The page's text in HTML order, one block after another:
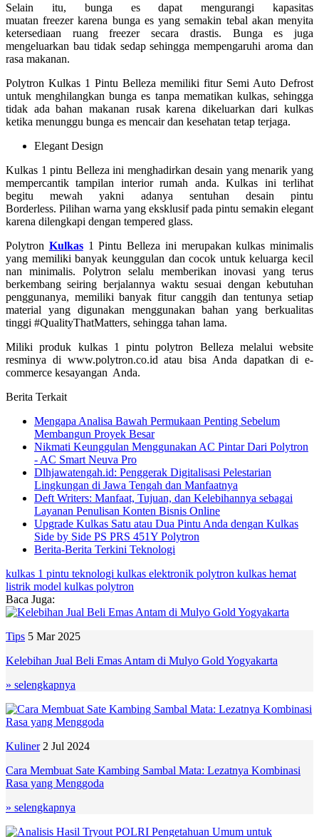
Selain itu, bunga es dapat mengurangi kapasitas
muatan freezer karena bunga es yang semakin tebal akan menyita
ketersediaan ruang freezer secara drastis. Bunga es juga
mengeluarkan bau tidak sedap sehingga mempengaruhi aroma dan
rasa makanan.
Polytron Kulkas 1 Pintu Belleza memiliki fitur Semi Auto Defrost
untuk menghilangkan bunga es tanpa mematikan kulkas, sehingga
tidak ada bahan makanan rusak karena dikeluarkan dari kulkas
ketika menunggu bunga es mencair dan kesehatan tetap terjaga.
Elegant Design
Kulkas 1 pintu Belleza ini menghadirkan desain yang menarik yang
mempercantik tampilan interior rumah anda. Kulkas ini terlihat
begitu mewah yakni adanya sentuhan desain pintu
Borderless. Pilihan warna yang eksklusif pada pintu semakin elegant
karena dilengkapi dengan tempered glass.
Polytron Kulkas1 Pintu Belleza ini merupakan kulkas minimalis
yang memiliki banyak keunggulan dan cocok untuk keluarga kecil
nan minimalis. Polytron selalu memberikan inovasi yang terus
berkembang seiring berjalannya waktu sesuai dengan kebutuhan
penggunanya, memiliki banyak fitur canggih dan tentunya setiap
material yang digunakan menggunakan bahan yang berkualitas
tinggi #QualityThatMatters, sehingga tahan lama.
Miliki produk kulkas 1 pintu polytron Belleza melalui website
resminya di www.polytron.co.id atau bisa Anda dapatkan di e-
commerce kesayangan Anda.
Berita Terkait
Mengapa Analisa Bawah Permukaan Penting Sebelum
Membangun Proyek Besar
Nikmati Keunggulan Menggunakan AC Pintar Dari Polytron
- AC Smart Neuva Pro
Dlhjawatengah.id: Penggerak Digitalisasi Pelestarian
Lingkungan di Jawa Tengah dan Manfaatnya
Deft Writers: Manfaat, Tujuan, dan Kelebihannya sebagai
Layanan Penulisan Konten Bisnis Online
Upgrade Kulkas Satu atau Dua Pintu Anda dengan Kulkas
Side by Side PS PRS 451Y Polytron
Berita-Berita Terkini Teknologi
kulkas 1 pintu teknologi kulkas elektronik polytron kulkas hemat
listrik model kulkas polytron
Baca Juga:
Tips 5 Mar 2025
Kelebihan Jual Beli Emas Antam di Mulyo Gold Yogyakarta
» selengkapnya
Kuliner 2 Jul 2024
Cara Membuat Sate Kambing Sambal Mata: Lezatnya Kombinasi
Rasa yang Menggoda
» selengkapnya